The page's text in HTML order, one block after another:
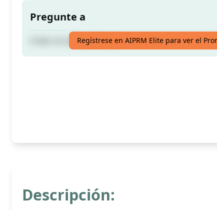
Pregunte a
Crear un artículo limpioRegístrese en AIPRM Elite para ver el
Descripción: